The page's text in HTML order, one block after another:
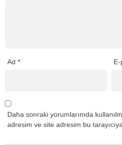
Ad *
Daha sonraki yorumlarımda
adresim ve site adresim bu